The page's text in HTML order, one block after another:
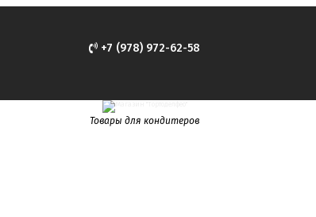
+7 (978) 972-62-58
Товары для кондитеров